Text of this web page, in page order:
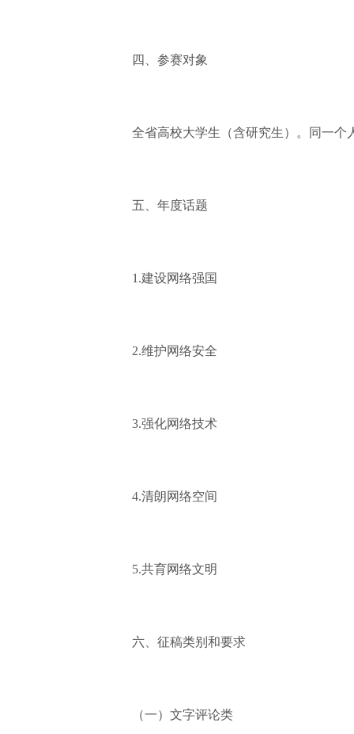
四、参赛对象
全省高校大学生（含研究生）。同一个
五、年度话题
1.建设网络强国
2.维护网络安全
3.强化网络技术
4.清朗网络空间
5.共育网络文明
六、征稿类别和要求
（一）文字评论类